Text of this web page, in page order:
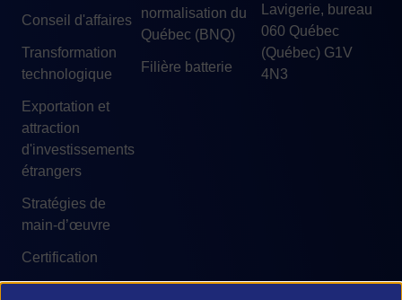
Conseil d'affaires
Transformation
technologique
Exportation et
attraction
d'investissements
étrangers
Stratégies de
main-d’œuvre
Certification
normalisation du
Québec (BNQ)
Filière batterie
Lavigerie, bureau
060 Québec
(Québec) G1V
4N3